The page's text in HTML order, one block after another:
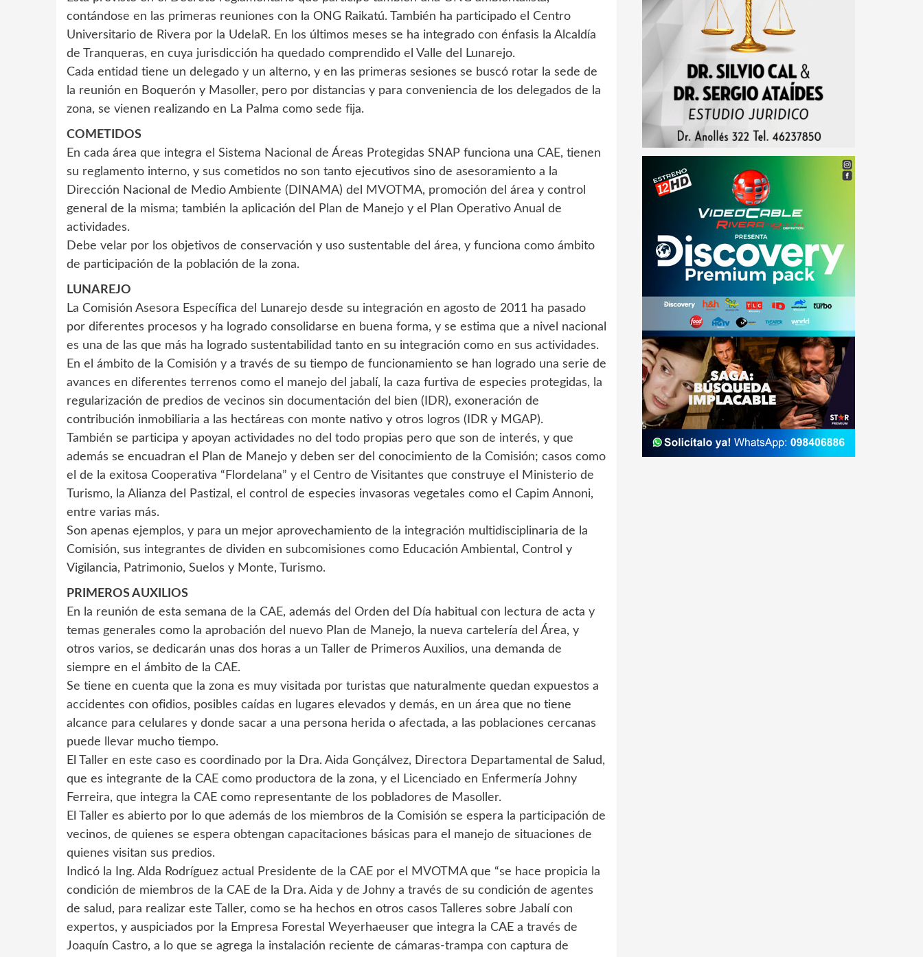
contándose en las primeras reuniones con la ONG Raikatú. También ha participado el Centro
Universitario de Rivera por la UdelaR. En los últimos meses se ha integrado con énfasis la Alcaldía
de Tranqueras, en cuya jurisdicción ha quedado comprendido el Valle del Lunarejo.
Cada entidad tiene un delegado y un alterno, y en las primeras sesiones se buscó rotar la sede de
la reunión en Boquerón y Masoller, pero por distancias y para conveniencia de los delegados de la
zona, se vienen realizando en La Palma como sede fija.
COMETIDOS
En cada área que integra el Sistema Nacional de Áreas Protegidas SNAP funciona una CAE, tienen
su reglamento interno, y sus cometidos no son tanto ejecutivos sino de asesoramiento a la
Dirección Nacional de Medio Ambiente (DINAMA) del MVOTMA, promoción del área y control
general de la misma; también la aplicación del Plan de Manejo y el Plan Operativo Anual de
actividades.
Debe velar por los objetivos de conservación y uso sustentable del área, y funciona como ámbito
de participación de la población de la zona.
LUNAREJO
La Comisión Asesora Específica del Lunarejo desde su integración en agosto de 2011 ha pasado
por diferentes procesos y ha logrado consolidarse en buena forma, y se estima que a nivel nacional
es una de las que más ha logrado sustentabilidad tanto en su integración como en sus actividades.
En el ámbito de la Comisión y a través de su tiempo de funcionamiento se han logrado una serie de
avances en diferentes terrenos como el manejo del jabalí, la caza furtiva de especies protegidas, la
regularización de predios de vecinos sin documentación del bien (IDR), exoneración de
contribución inmobiliaria a las hectáreas con monte nativo y otros logros (IDR y MGAP).
También se participa y apoyan actividades no del todo propias pero que son de interés, y que
además se encuadran el Plan de Manejo y deben ser del conocimiento de la Comisión; casos como
el de la exitosa Cooperativa “Flordelana” y el Centro de Visitantes que construye el Ministerio de
Turismo, la Alianza del Pastizal, el control de especies invasoras vegetales como el Capim Annoni,
entre varias más.
Son apenas ejemplos, y para un mejor aprovechamiento de la integración multidisciplinaria de la
Comisión, sus integrantes de dividen en subcomisiones como Educación Ambiental, Control y
Vigilancia, Patrimonio, Suelos y Monte, Turismo.
PRIMEROS AUXILIOS
En la reunión de esta semana de la CAE, además del Orden del Día habitual con lectura de acta y
temas generales como la aprobación del nuevo Plan de Manejo, la nueva cartelería del Área, y
otros varios, se dedicarán unas dos horas a un Taller de Primeros Auxilios, una demanda de
siempre en el ámbito de la CAE.
Se tiene en cuenta que la zona es muy visitada por turistas que naturalmente quedan expuestos a
accidentes con ofidios, posibles caídas en lugares elevados y demás, en un área que no tiene
alcance para celulares y donde sacar a una persona herida o afectada, a las poblaciones cercanas
puede llevar mucho tiempo.
El Taller en este caso es coordinado por la Dra. Aida Gonçálvez, Directora Departamental de Salud,
que es integrante de la CAE como productora de la zona, y el Licenciado en Enfermería Johny
Ferreira, que integra la CAE como representante de los pobladores de Masoller.
El Taller es abierto por lo que además de los miembros de la Comisión se espera la participación de
vecinos, de quienes se espera obtengan capacitaciones básicas para el manejo de situaciones de
quienes visitan sus predios.
Indicó la Ing. Alda Rodríguez actual Presidente de la CAE por el MVOTMA que “se hace propicia la
condición de miembros de la CAE de la Dra. Aida y de Johny a través de su condición de agentes
de salud, para realizar este Taller, como se ha hechos en otros casos Talleres sobre Jabalí con
expertos, y auspiciados por la Empresa Forestal Weyerhaeuser que integra la CAE a través de
Joaquín Castro, a lo que se agrega la instalación reciente de cámaras-trampa con captura de